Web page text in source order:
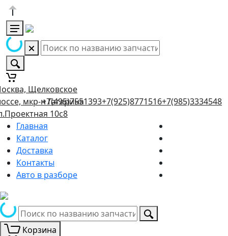
Щелковское
мкр-н Гагарина
10с8
+7(495)7551393+7(925)8771516+7(985)3334548
Главная
Каталог
Доставка
Контакты
Авто в разборе
Корзина